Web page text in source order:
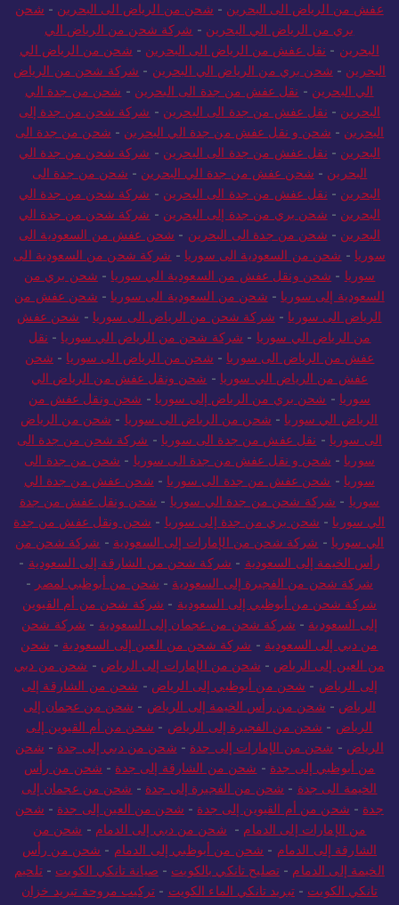
عفش من الرياض الى البحرين - شحن من الرياض الى البحرين - شحن
بري من الرياض الي البحرين - شركة شحن من الرياض الي
البحرين - نقل عفش من الرياض الى البحرين - شحن من الرياض الي
البحرين - شحن بري من الرياض الي البحرين - شركة شحن من الرياض
الي البحرين - نقل عفش من جدة الى البحرين - شحن من جدة الي
البحرين - نقل عفش من جدة الى البحرين - شركة شحن من جدة إلى
البحرين - شحن و نقل عفش من جدة الي البحرين - شحن من جدة الى
البحرين - نقل عفش من جدة الى البحرين - شركة شحن من جدة الي
البحرين - شحن عفش من جدة الي البحرين - شحن من جدة الى
البحرين - نقل عفش من جدة الى البحرين - شركة شحن من جدة الي
البحرين - شحن بري من جدة إلى البحرين - شركة شحن من جدة الي
البحرين - شحن من جدة الى البحرين - شحن عفش من السعودية الى
سوريا - شحن من السعودية الى سوريا - شركة شحن من السعودية الى
سوريا - شحن ونقل عفش من السعودية الي سوريا - شحن بري من
السعودية إلى سوريا - شحن من السعودية الى سوريا - شحن عفش من
الرياض الى سوريا - شركة شحن من الرياض الى سوريا - شحن عفش
من الرياض الي سوريا - شركة شحن من الرياض الي سوريا - نقل
عفش من الرياض الى سوريا - شحن من الرياض الى سوريا - شحن
عفش من الرياض الي سوريا - شحن ونقل عفش من الرياض الي
سوريا - شحن بري من الرياض إلى سوريا - شحن ونقل عفش من
الرياض الي سوريا - شحن من الرياض الى سوريا - شحن من الرياض
الى سوريا - نقل عفش من جدة الى سوريا - شركة شحن من جدة الى
سوريا - شحن و نقل عفش من جدة الى سوريا - شحن من جدة الى
سوريا - شحن عفش من جدة الى سوريا - شحن عفش من جدة الي
سوريا - شركة شحن من جدة الي سوريا - شحن ونقل عفش من جدة
الي سوريا - شحن بري من جدة إلى سوريا - شحن ونقل عفش من جدة
الي سوريا - شركة شحن من الإمارات إلى السعودية - شركة شحن من
رأس الخيمة إلى السعودية - شركة شحن من الشارقة إلى السعودية -
شركة شحن من الفجيرة إلى السعودية - شحن من أبوظبي لمصر -
شركة شحن من أبوظبي إلى السعودية - شركة شحن من أم القيوين
إلى السعودية - شركة شحن من عجمان إلى السعودية - شركة شحن
من دبي إلى السعودية - شركة شحن من العين إلى السعودية - شحن
من العين إلى الرياض - شحن من الإمارات إلى الرياض - شحن من دبي
إلى الرياض - شحن من أبوظبي إلى الرياض - شحن من الشارقة إلى
الرياض - شحن من رأس الخيمة إلى الرياض - شحن من عجمان إلى
الرياض - شحن من الفجيرة إلى الرياض - شحن من أم القيوين إلى
الرياض - شحن من الإمارات إلى جدة - شحن من دبي إلى جدة - شحن
من أبوظبي إلى جدة - شحن من الشارقة إلى جدة - شحن من رأس
الخيمة الى جدة - شحن من الفجيرة إلى جدة - شحن من عجمان إلى
جدة - شحن من أم القيوين إلى جدة - شحن من العين إلى جدة - شحن
من الإمارات إلى الدمام - شحن من دبي إلى الدمام - شحن من
الشارقة إلى الدمام - شحن من أبوظبي إلى الدمام - شحن من رأس
الخيمة إلى الدمام -تصليح تانكي بالكويت - صيانة تانكي الكويت -تلحيم
تانكي الكويت -تبريد تانكي الماء الكويت - تركيب مروحة تبريد خزان